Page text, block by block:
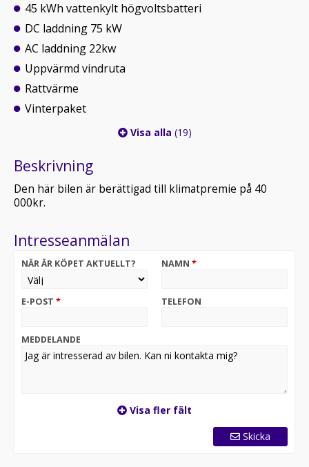
45 kWh vattenkylt högvoltsbatteri
DC laddning 75 kW
AC laddning 22kw
Uppvärmd vindruta
Rattvärme
Vinterpaket
Visa alla (19)
Beskrivning
Den här bilen är berättigad till klimatpremie på 40
000kr.
Intresseanmälan
NÄR ÄR KÖPET AKTUELLT? NAMN *
E-POST * TELEFON
MEDDELANDE
Visa fler fält
Skicka